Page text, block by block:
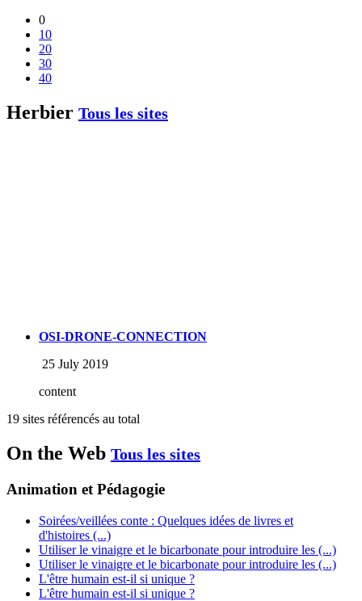
0
10
20
30
40
Herbier Tous les sites
OSI-DRONE-CONNECTION
25 July 2019
content
19 sites référencés au total
On the Web Tous les sites
Animation et Pédagogie
Soirées/veillées conte : Quelques idées de livres et
d'histoires (...)
Utiliser le vinaigre et le bicarbonate pour introduire les (...)
Utiliser le vinaigre et le bicarbonate pour introduire les (...)
L'être humain est-il si unique ?
L'être humain est-il si unique ?